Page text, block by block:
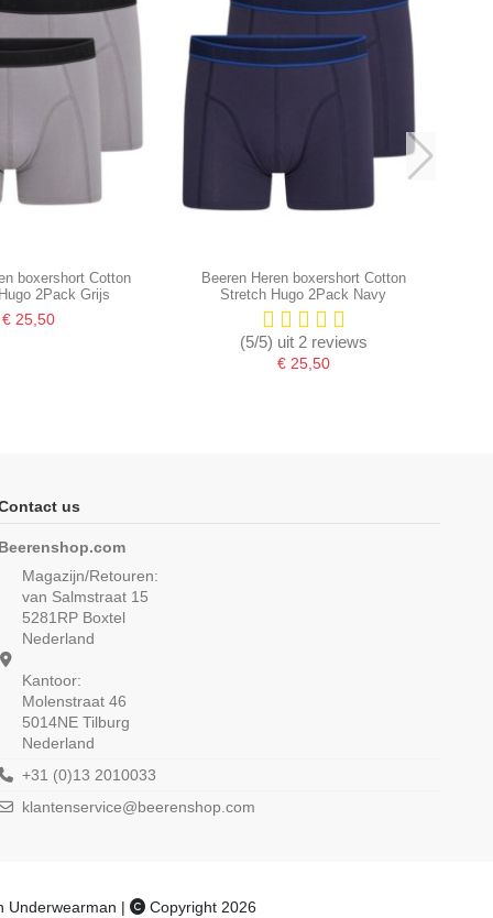
boxershort Cotton
2Pack Grijs
€ 25,50
Beeren Heren boxershort Cotton
Stretch Hugo 2Pack Navy
(5/5) uit 2 reviews
€ 25,50
T-shirt K.M. met O-
Zwart
1 reviews (4/5) uit 2 reviews
us
Magazijn/Retouren:
van Salmstraat 15
5281RP Boxtel
Nederland
Kantoor:
Molenstraat 46
5014NE Tilburg
Nederland
+31 (0)13 2010033
klantenservice@beerenshop.com
Underwearman | Copyright 2026